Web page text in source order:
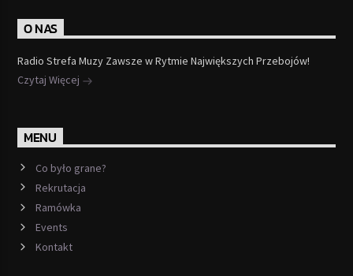
O NAS
Radio Strefa Muzy Zawsze w Rytmie Największych Przebojów!
Czytaj Więcej
MENU
Co było grane?
Rekrutacja
Ramówka
Events
Kontakt